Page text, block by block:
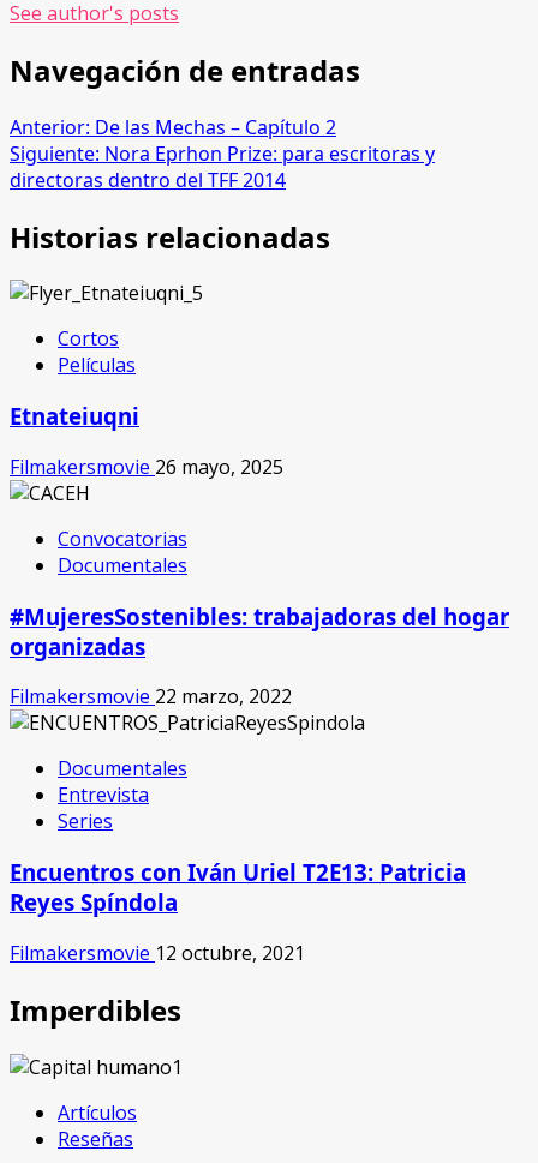
See author's posts
Navegación de entradas
Anterior: De las Mechas – Capítulo 2
Siguiente: Nora Eprhon Prize: para escritoras y
directoras dentro del TFF 2014
Historias relacionadas
Cortos
Películas
Etnateiuqni
Filmakersmovie 26 mayo, 2025
Convocatorias
Documentales
#MujeresSostenibles: trabajadoras del hogar
organizadas
Filmakersmovie 22 marzo, 2022
Documentales
Entrevista
Series
Encuentros con Iván Uriel T2E13: Patricia
Reyes Spíndola
Filmakersmovie 12 octubre, 2021
Imperdibles
Artículos
Reseñas